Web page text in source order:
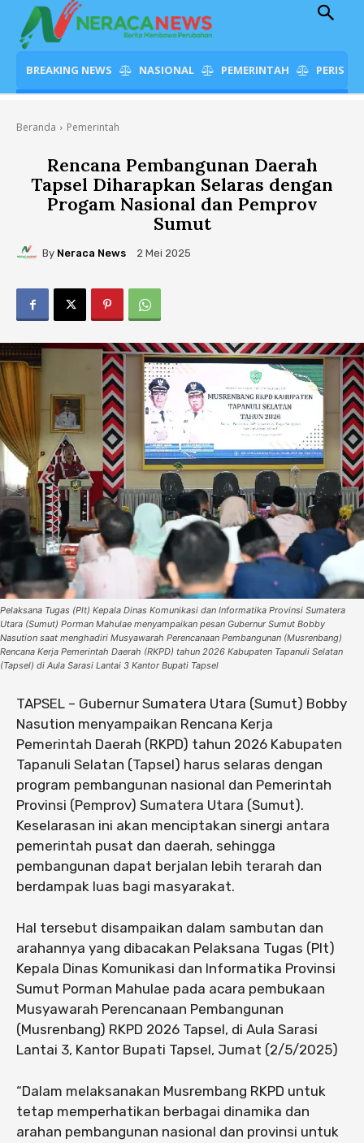
BREAKING NEWS NASIONAL PEMERINTAH
Beranda Pemerintah
Rencana Pembangunan Daerah
Tapsel Diharapkan Selaras dengan
Progam Nasional dan Pemprov
Sumut
By Neraca News 2 Mei 2025
Pelaksana Tugas (Plt) Kepala Dinas Komunikasi dan Informatika Provinsi Sumatera
Utara (Sumut) Porman Mahulae menyampaikan pesan Gubernur Sumut Bobby
Nasution saat menghadiri Musyawarah Perencanaan Pembangunan (Musrenbang)
Rencana Kerja Pemerintah Daerah (RKPD) tahun 2026 Kabupaten Tapanuli Selatan
(Tapsel) di Aula Sarasi Lantai 3 Kantor Bupati Tapsel
TAPSEL – Gubernur Sumatera Utara (Sumut) Bobby
Nasution menyampaikan Rencana Kerja
Pemerintah Daerah (RKPD) tahun 2026 Kabupaten
Tapanuli Selatan (Tapsel) harus selaras dengan
program pembangunan nasional dan Pemerintah
Provinsi (Pemprov) Sumatera Utara (Sumut).
Keselarasan ini akan menciptakan sinergi antara
pemerintah pusat dan daerah, sehingga
pembangunan dapat berjalan lebih terarah dan
berdampak luas bagi masyarakat.
Hal tersebut disampaikan dalam sambutan dan
arahannya yang dibacakan Pelaksana Tugas (Plt)
Kepala Dinas Komunikasi dan Informatika Provinsi
Sumut Porman Mahulae pada acara pembukaan
Musyawarah Perencanaan Pembangunan
(Musrenbang) RKPD 2026 Tapsel, di Aula Sarasi
Lantai 3, Kantor Bupati Tapsel, Jumat (2/5/2025)
“Dalam melaksanakan Musrembang RKPD untuk
tetap memperhatikan berbagai dinamika dan
arahan pembangunan nasional dan provinsi untuk